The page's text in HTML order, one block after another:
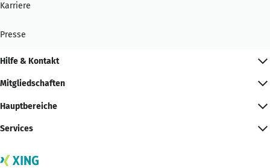
Karriere
Presse
Hilfe & Kontakt
Mitgliedschaften
Hauptbereiche
Services